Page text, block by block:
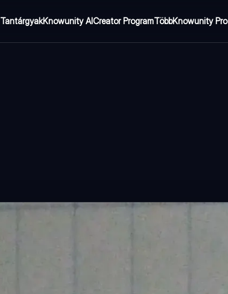
TantárgyakKnowunity AICreator ProgramTöbbKnowunity Pro